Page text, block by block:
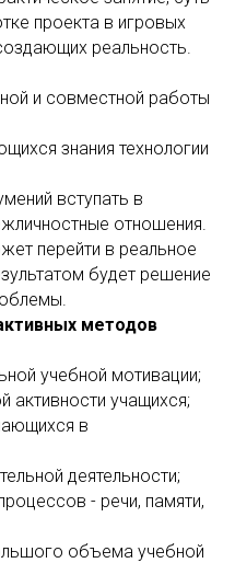
проекта в игровых
реальность.
и совместной работы
знания технологии
вступать в
отношения.
перейти в реальное
будет решение
методов
учебной мотивации;
активности учащихся;
в
деятельности;
- речи, памяти,
объема учебной